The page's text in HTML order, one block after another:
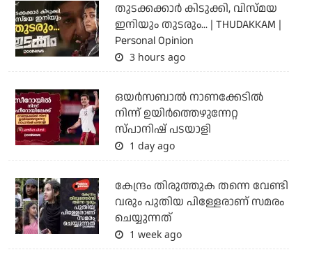
തുടക്കക്കാര്‍ കിടുക്കി, വിസ്മയ
ഇനിയും തുടരും... | THUDAKKAM |
Personal Opinion
3 hours ago
ഒയര്‍സബാൽ നാണക്കേടിൽ
നിന്ന് ഉയിർത്തെഴുന്നേറ്റ
സ്പാനിഷ് പടയാളി
1 day ago
കേന്ദ്രം തിരുത്തുക തന്നെ വേണ്ടി
വരും പുതിയ പിള്ളേരാണ് സമരം
ചെയ്യുന്നത്
1 week ago